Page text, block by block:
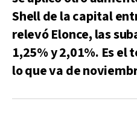
Shell de la capital
relevó Elonce, las
1,25% y 2,01%. Es
lo que va de